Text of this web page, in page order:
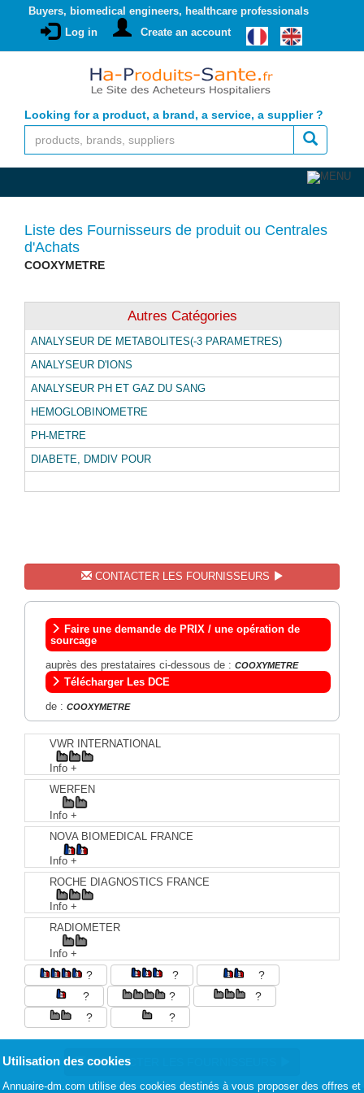
Buyers, biomedical engineers, healthcare professionals
Log in
Create an account
Looking for a product, a brand, a service, a supplier ?
Liste des Fournisseurs de produit ou Centrales
d'Achats
COOXYMETRE
Autres Catégories
ANALYSEUR DE METABOLITES(-3 PARAMETRES)
ANALYSEUR D'IONS
ANALYSEUR PH ET GAZ DU SANG
HEMOGLOBINOMETRE
PH-METRE
DIABETE, DMDIV POUR
CONTACTER LES FOURNISSEURS
Faire une demande de PRIX / une opération de
sourcage
auprès des prestataires ci-dessous de : COOXYMETRE
Télécharger Les DCE
de : COOXYMETRE
VWR INTERNATIONAL
Info +
WERFEN
Info +
NOVA BIOMEDICAL FRANCE
Info +
ROCHE DIAGNOSTICS FRANCE
Info +
RADIOMETER
Info +
? ?
?
?
?
?
?
?
CONTACTER LES FOURNISSEURS
Utilisation des cookies
Annuaire-dm.com utilise des cookies destinés à vous proposer des offres et